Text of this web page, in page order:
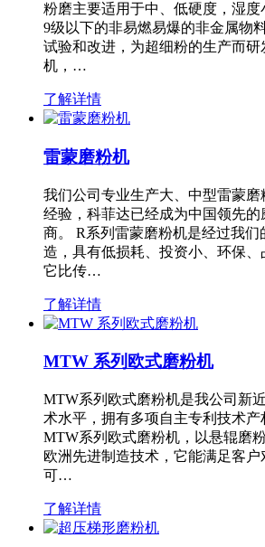
粉磨主要适用于中、低硬度，湿度
9级以下的非易燃易爆的非金属物
试验和改进，为超细粉的生产而
机，…
了解详情
雷蒙磨粉机
我们公司专业生产大、中型雷蒙磨
经验，科菲达已经成为中国领先
商。 R系列雷蒙磨粉机是经过我们
造，具有低损耗、投资小、环保、
它比传…
了解详情
MTW 系列欧式磨粉机
MTW系列欧式磨粉机是我公司新
术水平，拥有多项自主专利技术
MTW系列欧式磨粉机，以悬辊磨
欧洲先进制造技术，它能满足客
可…
了解详情